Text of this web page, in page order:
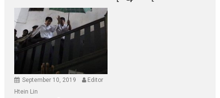
September 10, 2019
Editor
Htein Lin